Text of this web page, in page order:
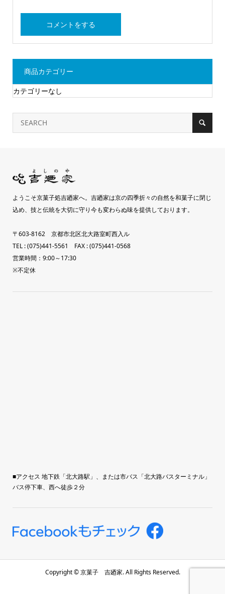
商品カテゴリー
カテゴリーなし
ようこそ京菓子処吉廼家へ。吉廼家は京の四季折々の自然を和菓子に閉じ
込め、技と伝統を大切に守り今も変わらぬ味を提供しております。
〒603-8162 京都市北区北大路室町西入ル
TEL : (075)441-5561 FAX : (075)441-0568
営業時間：9:00～17:30
※不定休
■アクセス 地下鉄「北大路駅」、または市バス「北大路バスターミナル」
バス停下車、西へ徒歩２分
Copyright ©京菓子 吉廼家. All Rights Reserved.